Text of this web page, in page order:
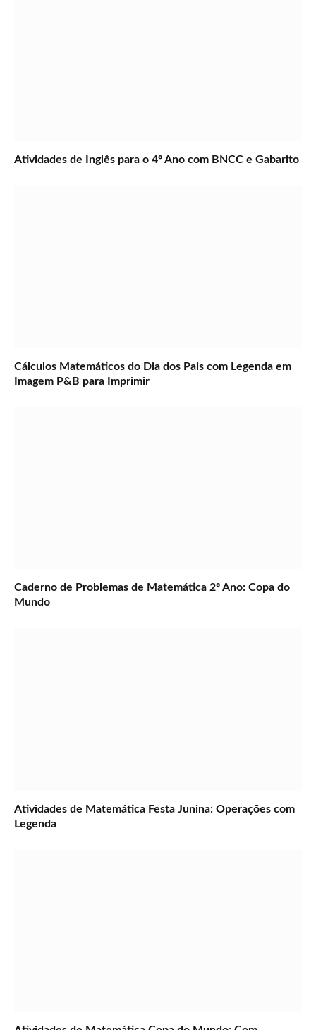
Atividades de Inglês para o 4º Ano com BNCC e Gabarito
Cálculos Matemáticos do Dia dos Pais com Legenda em
Imagem P&B para Imprimir
Caderno de Problemas de Matemática 2º Ano: Copa do
Mundo
Atividades de Matemática Festa Junina: Operações com
Legenda